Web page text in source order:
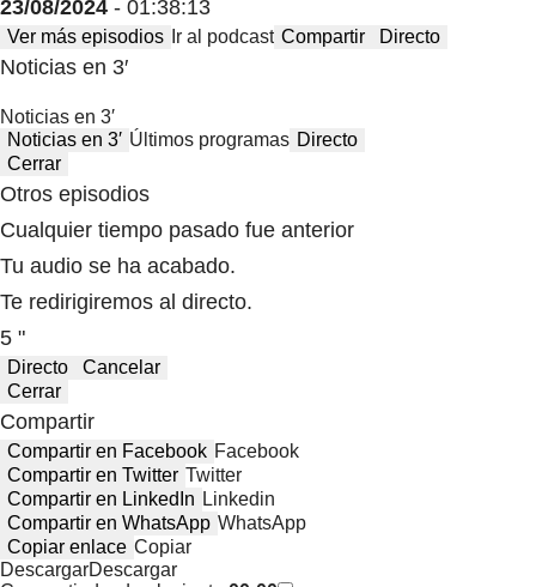
23/08/2024 - 01:38:13
Ver más episodios Ir al podcast Compartir Directo
Noticias en 3′
Noticias en 3′
Noticias en 3′ Últimos programas Directo
Cerrar
Otros episodios
Cualquier tiempo pasado fue anterior
Tu audio se ha acabado.
Te redirigiremos al directo.
5 "
Directo
Cancelar
Cerrar
Compartir
Compartir en Facebook Facebook
Compartir en Twitter Twitter
Compartir en LinkedIn Linkedin
Compartir en WhatsApp WhatsApp
Copiar enlace Copiar
DescargarDescargar